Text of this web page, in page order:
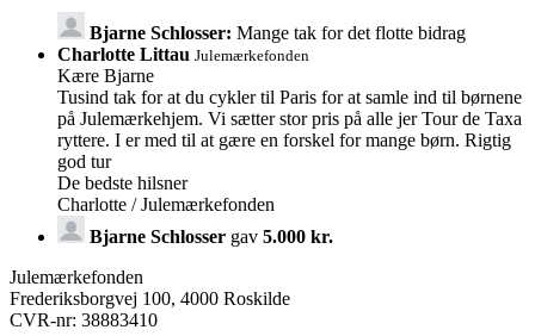
Bjarne Schlosser: Mange tak for det flotte bidrag
Charlotte Littau Julemærkefonden
Kære Bjarne
Tusind tak for at du cykler til Paris for at samle ind til børnene
på Julemærkehjem. Vi sætter stor pris på alle jer Tour de Taxa
ryttere. I er med til at gære en forskel for mange børn. Rigtig
god tur
De bedste hilsner
Charlotte / Julemærkefonden
Bjarne Schlosser gav 5.000 kr.
Julemærkefonden
Frederiksborgvej 100, 4000 Roskilde
CVR-nr: 38883410